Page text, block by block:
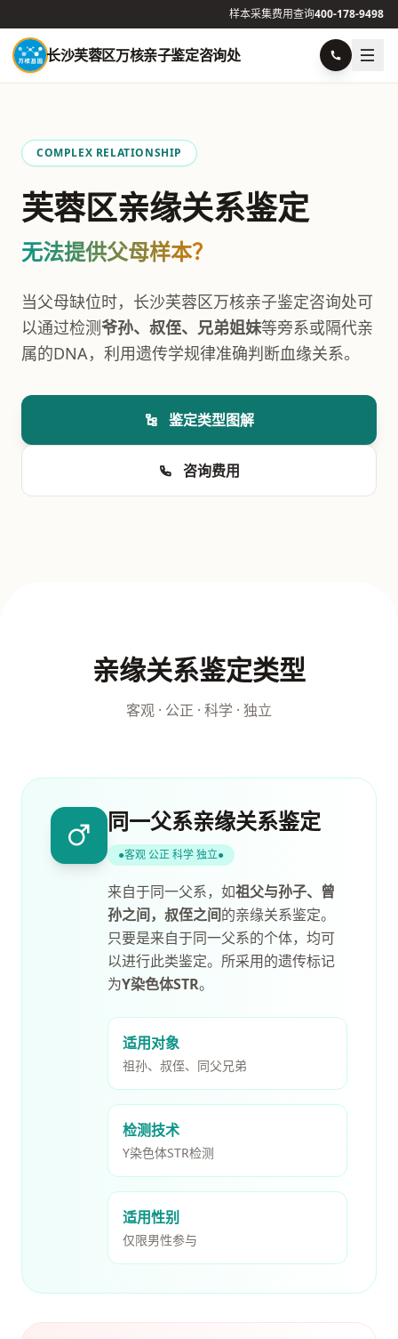
样本采集费用查询400-178-9498
长沙芙蓉区万核亲子鉴定咨询处
COMPLEX RELATIONSHIP
芙蓉区亲缘关系鉴定
无法提供父母样本？
当父母缺位时，长沙芙蓉区万核亲子鉴定咨询处可
以通过检测爷孙、叔侄、兄弟姐妹等旁系或隔代亲
属的DNA，利用遗传学规律准确判断血缘关系。
鉴定类型图解
咨询费用
亲缘关系鉴定类型
客观 · 公正 · 科学 · 独立
同一父系亲缘关系鉴定
●客观 公正 科学 独立●
来自于同一父系，如祖父与孙子、曾
孙之间，叔侄之间的亲缘关系鉴定。
只要是来自于同一父系的个体，均可
以进行此类鉴定。所采用的遗传标记
为Y染色体STR。
适用对象
祖孙、叔侄、同父兄弟
检测技术
Y染色体STR检测
适用性别
仅限男性参与